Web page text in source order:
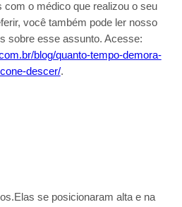
com o médico que realizou o seu
você também pode ler nosso
sobre esse assunto. Acesse:
blog/quanto-tempo-demora-
descer/.
se posicionaram alta e na